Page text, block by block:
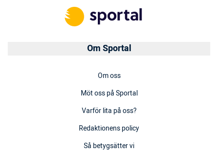
Om Sportal
Om oss
Möt oss på Sportal
Varför lita på oss?
Redaktionens policy
Så betygsätter vi